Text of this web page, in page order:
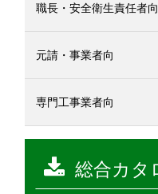
職長・安全衛生責任者向
元請・事業者向
専門工事業者向